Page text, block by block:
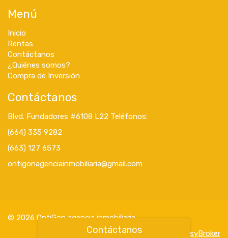
Contáctanos
Menú
Inicio
Rentas
Contáctanos
¿Quiénes somos?
Compra de Inversión
Contáctanos
Blvd. Fundadores #6108 L22 Teléfonos:
(664) 335 9282
(663) 127 6573
ontigonagenciainmobiliaria@gmail.com
© 2026 OntiGon agencia inmobiliaria
Powered by
EasyBroker